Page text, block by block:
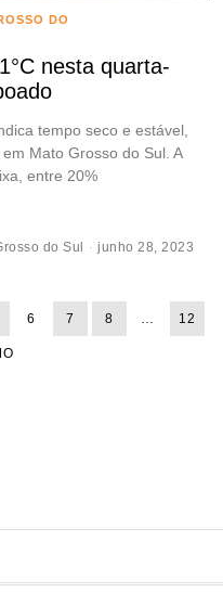
DO
nesta quarta-
tempo seco e estável,
Mato Grosso do Sul. A
entre 20%
do Sul junho 28, 2023
6 7 8 12